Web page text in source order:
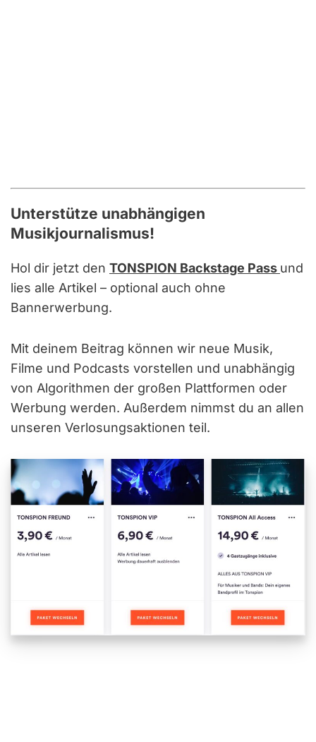
Unterstütze unabhängigen
Musikjournalismus!
Hol dir jetzt den TONSPION Backstage Pass und
lies alle Artikel – optional auch ohne
Bannerwerbung.
Mit deinem Beitrag können wir neue Musik,
Filme und Podcasts vorstellen und unabhängig
von Algorithmen der großen Plattformen oder
Werbung werden. Außerdem nimmst du an allen
unseren Verlosungsaktionen teil.